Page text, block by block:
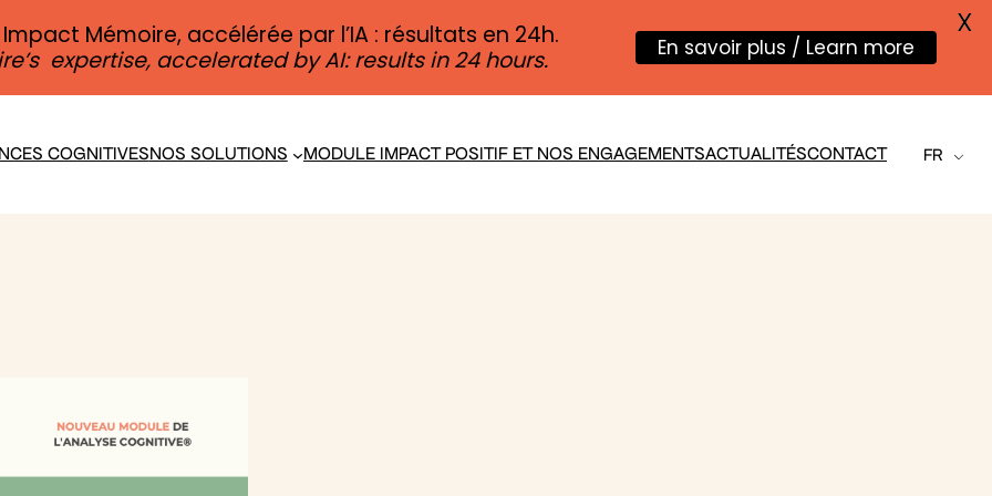
COGNITIVESNOS SOLUTIONS MODULE IMPACT POSITIF ET NOS ENGAGEMENTSACTUALITÉSCONTACT FR
Impact Mémoire, accélérée par l’IA : résultats en 24h.
expertise, accelerated by AI: results in 24 hours. En savoir plus / Learn more
X